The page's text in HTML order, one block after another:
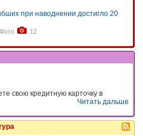
при наводнении достигло 20
12
свою кредитную карточку в
Читать дальше